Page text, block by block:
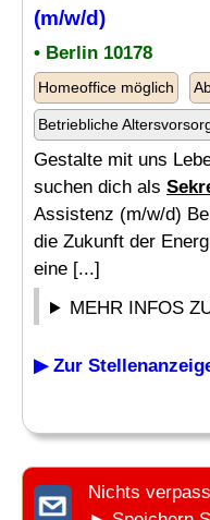
(m/w/d)
• Berlin 10178
Homeoffice möglich
Betriebliche
Gestalte mit uns
suchen dich als
Assistenz (m/w/d)
die Zukunft der
eine [...]
MEHR INFOS
▶ Zur
Nichts